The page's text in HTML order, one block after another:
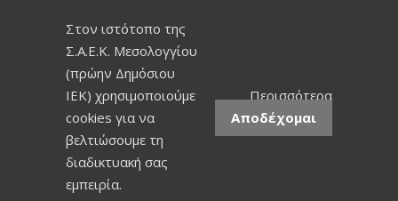
Στον ιστότοπο της
Σ.Α.Ε.Κ. Μεσολογγίου
(πρώην Δημόσιου
ΙΕΚ) χρησιμοποιούμε
cookies για να
βελτιώσουμε τη
διαδικτυακή σας
εμπειρία.
Περισσότερα
Αποδέχομαι